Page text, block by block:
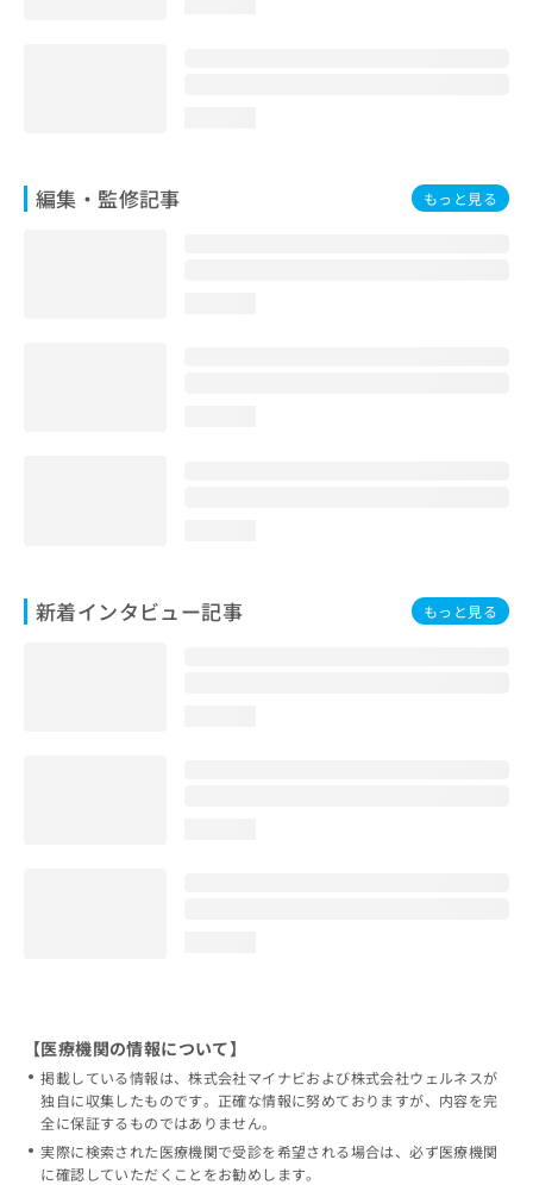
編集・監修記事 もっと見る
新着インタビュー記事 もっと見る
【医療機関の情報について】
掲載している情報は、株式会社マイナビおよび株式会社ウェルネスが
独自に収集したものです。正確な情報に努めておりますが、内容を完
全に保証するものではありません。
実際に検索された医療機関で受診を希望される場合は、必ず医療機関
に確認していただくことをお勧めします。